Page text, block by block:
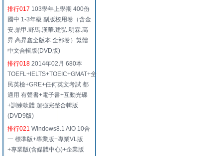
排行017 103學年上學期 400份
國中 1-3年級 副版校用卷（含金
安.鼎甲.野馬.漢華.建弘.明霖.高
昇.高昇鑫全版本.全部卷）繁體
中文合輯版(DVD版)
排行018 2014年02月 680本
TOEFL+IELTS+TOEIC+GMAT+全
民英檢+GRE+任何英文考試 都
適用 有聲書+電子書+互動光碟
+訓練軟體 超強完整合輯版
(DVD9版)
排行021 Windows8.1 AIO 10合
一 標準版+專業版+專業VL版
+專業版(含媒體中心)+企業版